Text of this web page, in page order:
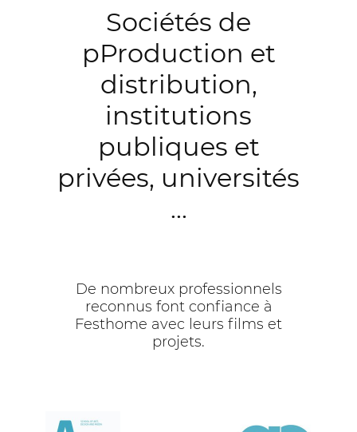
Sociétés de
pProduction et
distribution,
institutions
publiques et
privées, universités
...
De nombreux professionnels
reconnus font confiance à
Festhome avec leurs films et
projets.